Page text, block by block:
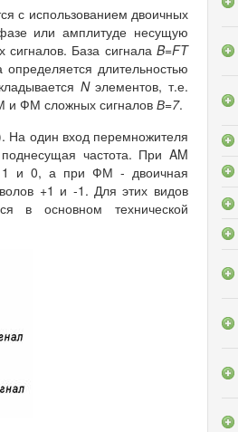
с использованием двоичных
или амплитуде несущую
База сигнала B=FT
определяется длительностью
Nэлементов, т.е.
и ФМ сложных сигналов В=7.
На один вход перемножителя
частота. При AM
1 и 0, а при ФМ - двоичная
+1 и -1. Для этих видов
в основном технической